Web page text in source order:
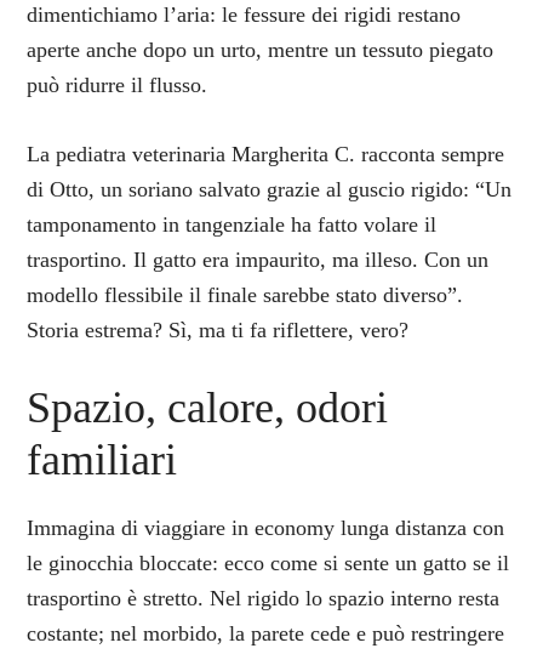
dimentichiamo l’aria: le fessure dei rigidi restano
aperte anche dopo un urto, mentre un tessuto piegato
può ridurre il flusso.
La pediatra veterinaria Margherita C. racconta sempre
di Otto, un soriano salvato grazie al guscio rigido: “Un
tamponamento in tangenziale ha fatto volare il
trasportino. Il gatto era impaurito, ma illeso. Con un
modello flessibile il finale sarebbe stato diverso”.
Storia estrema? Sì, ma ti fa riflettere, vero?
Spazio, calore, odori
familiari
Immagina di viaggiare in economy lunga distanza con
le ginocchia bloccate: ecco come si sente un gatto se il
trasportino è stretto. Nel rigido lo spazio interno resta
costante; nel morbido, la parete cede e può restringere